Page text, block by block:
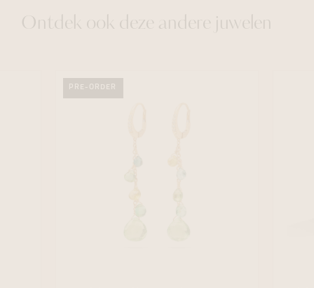
Ontdek ook deze andere juwelen
PRE-ORDER